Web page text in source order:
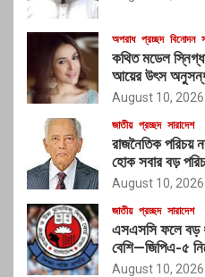
অপরাধ প্রচ্ছদ বিনোদন
কথিত মডেল
আয়ের উৎস
August 10, 2026
জাতীয় প্রচ্ছদ সারাদেশ
রাজনৈতিক পরিচয়
হোক সবার বড়
August 10, 2026
জাতীয় প্রচ্ছদ সারাদেশ
এসএসসি ফলে বড়
বেশি—জিপিএ-৫
August 10, 2026